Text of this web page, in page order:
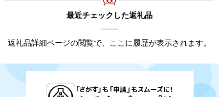
最近チェックした返礼品
返礼品詳細ページの閲覧で、ここに履歴が表示されます。